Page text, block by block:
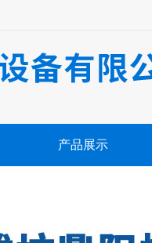
产品展示